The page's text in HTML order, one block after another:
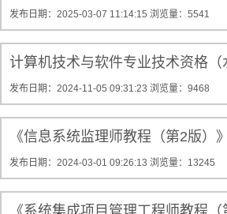
发布日期：2025-03-07 11:14:15 浏览量：5541
计算机技术与软件专业技术资格
发布日期：2024-11-05 09:31:23 浏览量：9468
《信息系统监理师教程（第2版）
发布日期：2024-03-01 09:26:13 浏览量：13245
《系统集成项目管理工程师教程